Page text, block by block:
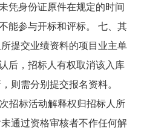
凭身份证原件在规定的时间
能参与开标和评标。 七、其
提交业绩资料的项目业主单
后，招标人有权取消该入库
则需分别提交报名资料。
招标活动解释权归招标人所
通过资格审核者不作任何解